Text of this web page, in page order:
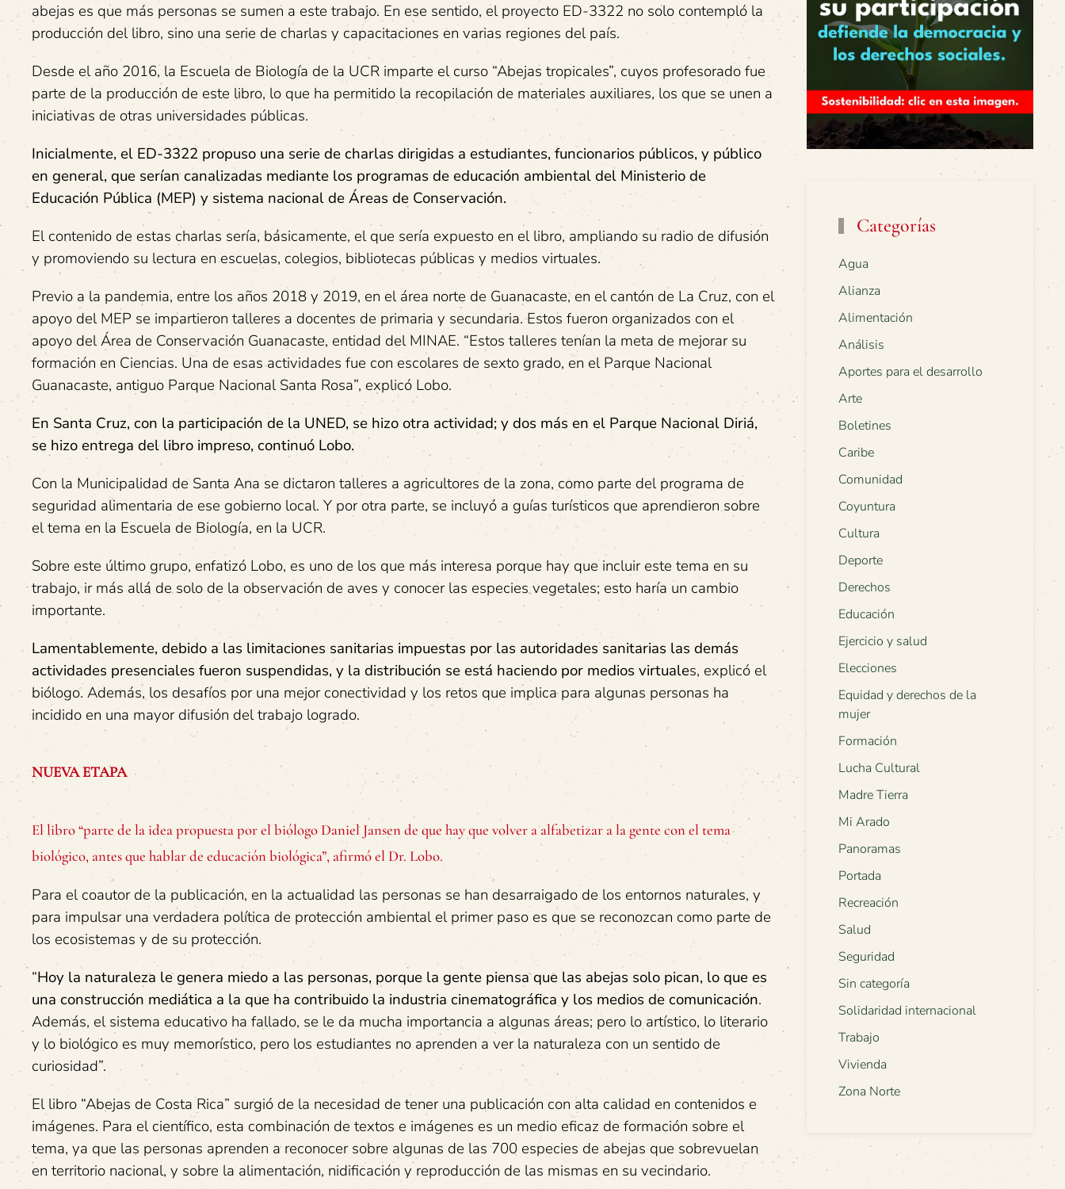
abejas es que más personas se sumen a este trabajo. En ese sentido, el proyecto ED-3322 no solo contempló la
producción del libro, sino una serie de charlas y capacitaciones en varias regiones del país.
Desde el año 2016, la Escuela de Biología de la UCR imparte el curso “Abejas tropicales”, cuyos profesorado fue
parte de la producción de este libro, lo que ha permitido la recopilación de materiales auxiliares, los que se unen a
iniciativas de otras universidades públicas.
Inicialmente, el ED-3322 propuso una serie de charlas dirigidas a estudiantes, funcionarios públicos, y público
en general, que serían canalizadas mediante los programas de educación ambiental del Ministerio de
Educación Pública (MEP) y sistema nacional de Áreas de Conservación.
El contenido de estas charlas sería, básicamente, el que sería expuesto en el libro, ampliando su radio de difusión
y promoviendo su lectura en escuelas, colegios, bibliotecas públicas y medios virtuales.
Previo a la pandemia, entre los años 2018 y 2019, en el área norte de Guanacaste, en el cantón de La Cruz, con el
apoyo del MEP se impartieron talleres a docentes de primaria y secundaria. Estos fueron organizados con el
apoyo del Área de Conservación Guanacaste, entidad del MINAE. “Estos talleres tenían la meta de mejorar su
formación en Ciencias. Una de esas actividades fue con escolares de sexto grado, en el Parque Nacional
Guanacaste, antiguo Parque Nacional Santa Rosa”, explicó Lobo.
En Santa Cruz, con la participación de la UNED, se hizo otra actividad; y dos más en el Parque Nacional Diriá,
se hizo entrega del libro impreso, continuó Lobo.
Con la Municipalidad de Santa Ana se dictaron talleres a agricultores de la zona, como parte del programa de
seguridad alimentaria de ese gobierno local. Y por otra parte, se incluyó a guías turísticos que aprendieron sobre
el tema en la Escuela de Biología, en la UCR.
Sobre este último grupo, enfatizó Lobo, es uno de los que más interesa porque hay que incluir este tema en su
trabajo, ir más allá de solo de la observación de aves y conocer las especies vegetales; esto haría un cambio
importante.
Lamentablemente, debido a las limitaciones sanitarias impuestas por las autoridades sanitarias las demás
actividades presenciales fueron suspendidas, y la distribución se está haciendo por medios virtuales, explicó el
biólogo. Además, los desafíos por una mejor conectividad y los retos que implica para algunas personas ha
incidido en una mayor difusión del trabajo logrado.
NUEVA ETAPA
El libro “parte de la idea propuesta por el biólogo Daniel Jansen de que hay que volver a alfabetizar a la gente con el tema
biológico, antes que hablar de educación biológica”, afirmó el Dr. Lobo.
Para el coautor de la publicación, en la actualidad las personas se han desarraigado de los entornos naturales, y
para impulsar una verdadera política de protección ambiental el primer paso es que se reconozcan como parte de
los ecosistemas y de su protección.
“Hoy la naturaleza le genera miedo a las personas, porque la gente piensa que las abejas solo pican, lo que es
una construcción mediática a la que ha contribuido la industria cinematográfica y los medios de comunicación.
Además, el sistema educativo ha fallado, se le da mucha importancia a algunas áreas; pero lo artístico, lo literario
y lo biológico es muy memorístico, pero los estudiantes no aprenden a ver la naturaleza con un sentido de
curiosidad”.
El libro “Abejas de Costa Rica” surgió de la necesidad de tener una publicación con alta calidad en contenidos e
imágenes. Para el científico, esta combinación de textos e imágenes es un medio eficaz de formación sobre el
tema, ya que las personas aprenden a reconocer sobre algunas de las 700 especies de abejas que sobrevuelan
en territorio nacional, y sobre la alimentación, nidificación y reproducción de las mismas en su vecindario.
Categorías
Agua
Alianza
Alimentación
Análisis
Aportes para el desarrollo
Arte
Boletines
Caribe
Comunidad
Coyuntura
Cultura
Deporte
Derechos
Educación
Ejercicio y salud
Elecciones
Equidad y derechos de la
mujer
Formación
Lucha Cultural
Madre Tierra
Mi Arado
Panoramas
Portada
Recreación
Salud
Seguridad
Sin categoría
Solidaridad internacional
Trabajo
Vivienda
Zona Norte